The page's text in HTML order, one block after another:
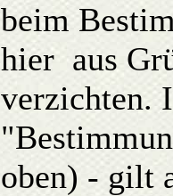
beim
hier aus
verzichten.
oben) - gilt